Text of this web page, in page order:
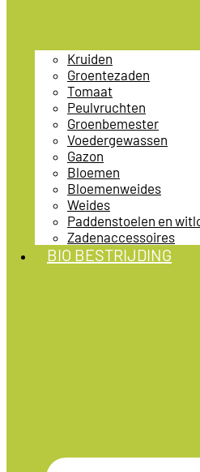
Kruiden
Groentezaden
Tomaat
Peulvruchten
Groenbemester
Voedergewassen
Gazon
Bloemen
Bloemenweides
Weides
Paddenstoelen en
Zadenaccessoires
BIO BESTRIJDING